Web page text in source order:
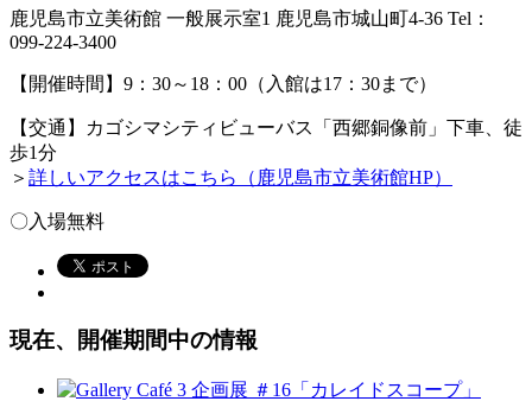
鹿児島市立美術館 一般展示室1 鹿児島市城山町4-36 Tel：
099-224-3400
【開催時間】9：30～18：00（入館は17：30まで）
【交通】カゴシマシティビューバス「西郷銅像前」下車、徒
歩1分
＞ 詳しいアクセスはこちら（鹿児島市立美術館HP）
〇入場無料
現在、開催期間中の情報